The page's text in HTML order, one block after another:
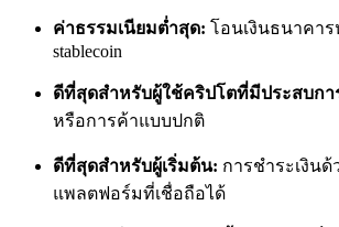
ข้อมูล
การวิเคราะห์ข้อมูลขนาดใหญ่ รวมถึง
ค่าธรรมเนียมต่ำสุด: โอนเงินธนาคา
stablecoin
ดีที่สุดสำหรับผู้ใช้คริปโตที่มีประสบก
หรือการค้าแบบปกติ
ดีที่สุดสำหรับผู้เริ่มต้น: การชำระเงิน
แพลตฟอร์มที่เชื่อถือได้